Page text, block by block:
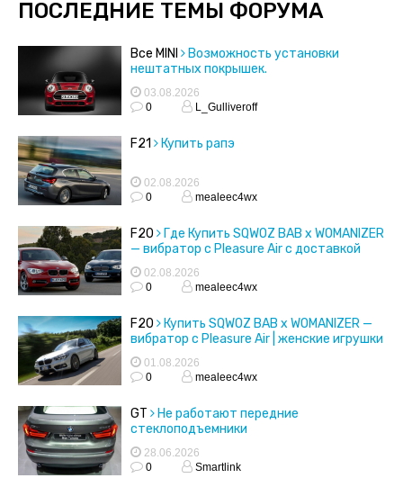
ПОСЛЕДНИЕ ТЕМЫ ФОРУМА
Все MINI
Возможность установки
нештатных покрышек.
03.08.2026
0
L_Gulliveroff
F21 Купить рапэ
02.08.2026
0
mealeec4wx
F20
Где Купить SQWOZ BAB x WOMANIZER
— вибратор с Pleasure Air с доставкой
02.08.2026
0
mealeec4wx
F20
Купить SQWOZ BAB x WOMANIZER —
вибратор с Pleasure Air | женские игрушки
01.08.2026
0
mealeec4wx
GT
Не работают передние
стеклоподъемники
28.06.2026
0
Smartlink